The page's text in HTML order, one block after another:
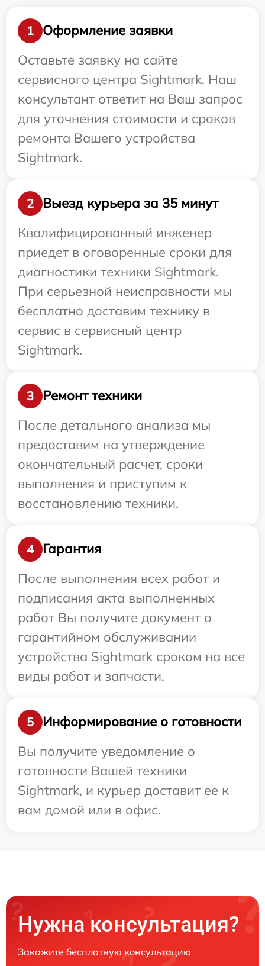
1
Оформление заявки
Оставьте заявку на сайте
сервисного центра Sightmark. Наш
консультант ответит на Ваш запрос
для уточнения стоимости и сроков
ремонта Вашего устройства
Sightmark.
2
Выезд курьера за 35 минут
Квалифицированный инженер
приедет в оговоренные сроки для
диагностики техники Sightmark.
При серьезной неисправности мы
бесплатно доставим технику в
сервис в сервисный центр
Sightmark.
3
Ремонт техники
После детального анализа мы
предоставим на утверждение
окончательный расчет, сроки
выполнения и приступим к
восстановлению техники.
4
Гарантия
После выполнения всех работ и
подписания акта выполненных
работ Вы получите документ о
гарантийном обслуживании
устройства Sightmark сроком на все
виды работ и запчасти.
5
Информирование о готовности
Вы получите уведомление о
готовности Вашей техники
Sightmark, и курьер доставит ее к
вам домой или в офис.
Нужна консультация?
Закажите бесплатную консультацию